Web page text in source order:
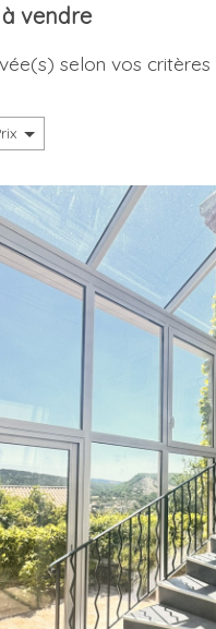
terrains
immobilier
vendre
selon vos critères
Terrasse